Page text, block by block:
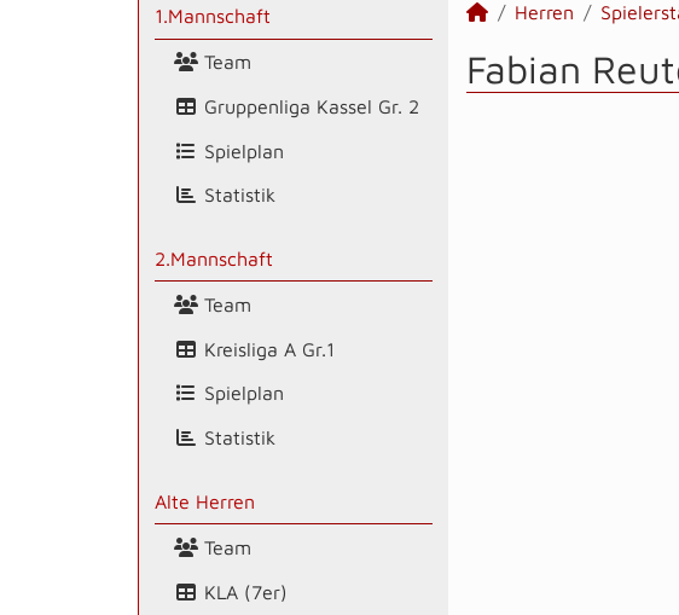
1.Mannschaft
Team
Gruppenliga Kassel Gr. 2
Spielplan
Statistik
2.Mannschaft
Team
Kreisliga A Gr.1
Spielplan
Statistik
Alte Herren
Team
KLA (7er)
Herren
Fabian